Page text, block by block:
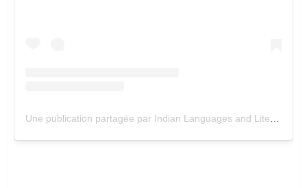
Une publication partagée par Indian Languages and Literature Enthusiasts in Paris (@ille_paris_official)